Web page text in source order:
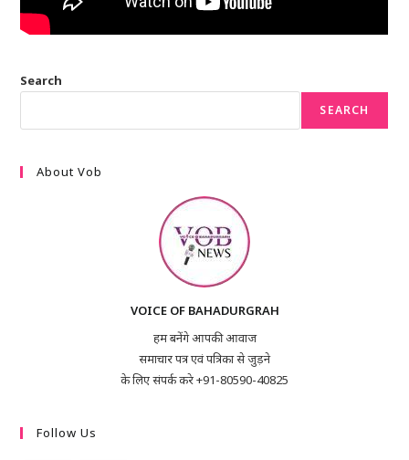
Search
SEARCH
About Vob
VOICE OF BAHADURGRAH
हम बनेंगे आपकी आवाज
समाचार पत्र एवं पत्रिका से जुड़ने
के लिए संपर्क करे +91-80590-40825
Follow Us